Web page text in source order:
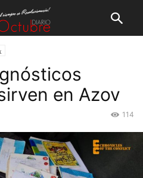
en Azov
114